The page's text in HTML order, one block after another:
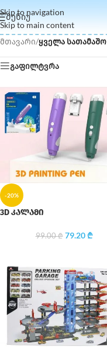
Skip to navigation
Skip to main content
ᲛᲔᲜᲘᲣ
მთავარი/ყველა სათამაშო
გაფილტვრა
-20%
3D კალამი
99.00₾ 79.20₾